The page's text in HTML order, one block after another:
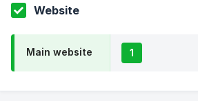
Website
Main website 1